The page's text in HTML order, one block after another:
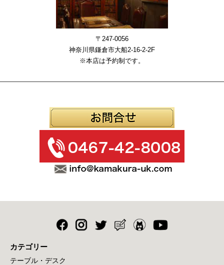
〒247-0056
神奈川県鎌倉市大船2-16-2-2F
※本店は予約制です。
カテゴリー
テーブル・デスク